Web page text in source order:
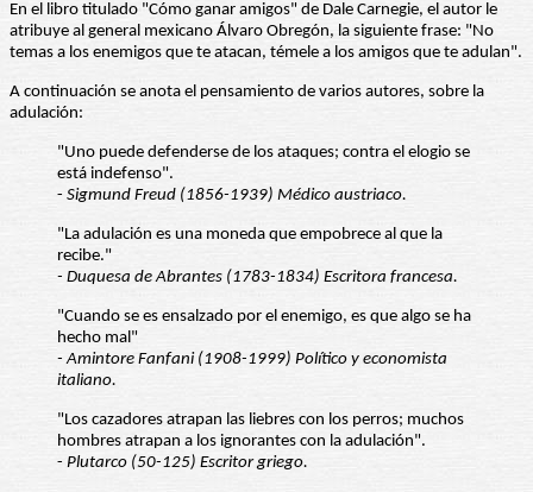
En el libro titulado "Cómo ganar amigos" de Dale Carnegie, el autor le
atribuye al general mexicano Álvaro Obregón, la siguiente frase: "No
temas a los enemigos que te atacan, témele a los amigos que te adulan".
A continuación se anota el pensamiento de varios autores, sobre la
adulación:
"Uno puede defenderse de los ataques; contra el elogio se
está indefenso".
- Sigmund Freud (1856-1939) Médico austriaco.
"La adulación es una moneda que empobrece al que la
recibe."
- Duquesa de Abrantes (1783-1834) Escritora francesa.
"Cuando se es ensalzado por el enemigo, es que algo se ha
hecho mal"
- Amintore Fanfani (1908-1999) Político y economista
italiano.
"Los cazadores atrapan las liebres con los perros; muchos
hombres atrapan a los ignorantes con la adulación".
- Plutarco (50-125) Escritor griego.